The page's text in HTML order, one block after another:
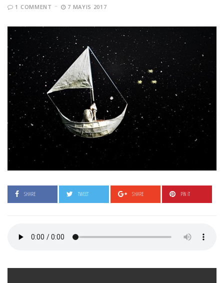
1 COMMENT 7 MAYIS 2017
SHARE TWEET SHARE PIN IT